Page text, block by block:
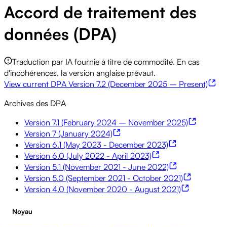
Accord de traitement des
données (DPA)
Traduction par IA fournie à titre de commodité. En cas
d'incohérences, la version anglaise prévaut.
View current DPA Version 7.2 (December 2025 – Present)
Archives des DPA
Version 7.1 (February 2024 – November 2025)
Version 7 (January 2024)
Version 6.1 (May 2023 - December 2023)
Version 6.0 (July 2022 - April 2023)
Version 5.1 (November 2021 - June 2022)
Version 5.0 (September 2021 - October 2021)
Version 4.0 (November 2020 - August 2021)
Noyau